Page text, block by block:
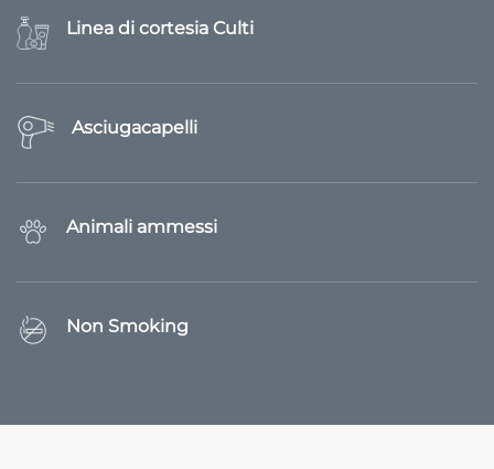
Linea di cortesia Culti
Asciugacapelli
Animali ammessi
Non Smoking